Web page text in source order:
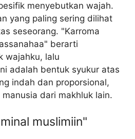
menyebutkan wajah.
yang paling sering dilihat
seseorang. "Karroma
berarti
wajahku, lalu
adalah bentuk syukur atas
indah dan proporsional,
dari makhluk lain.
muslimiin"